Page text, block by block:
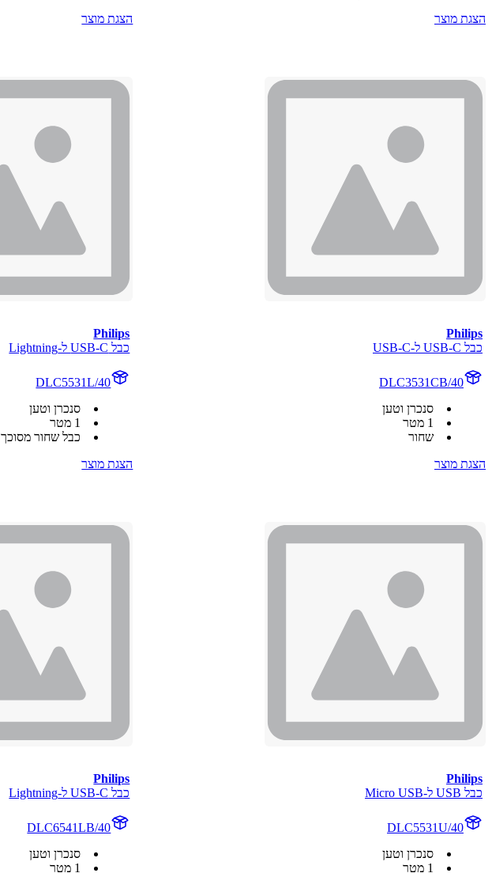
הצגת מוצר
הצגת מוצר
Philips
כבל USB-C ל-USB-C
DLC3531CB/40
סנכרן וטען
1 מטר
שחור
הצגת מוצר
Philips
כבל USB-C ל-Lightning
DLC5531L/40
סנכרן וטען
1 מטר
כבל שחור מסוכך
הצגת מוצר
Philips
כבל USB ל-Micro USB
DLC5531U/40
סנכרן וטען
1 מטר
Philips
כבל USB-C ל-Lightning
DLC6541LB/40
סנכרן וטען
1 מטר